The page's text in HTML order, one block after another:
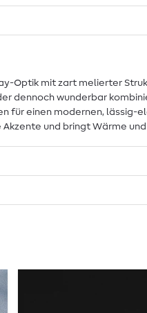
Optik mit zart melierter
dennoch wunderbar
einen modernen, lässig-
und bringt Wärme